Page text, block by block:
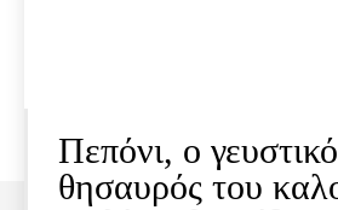
Πεπόνι, ο
θησαυρός του